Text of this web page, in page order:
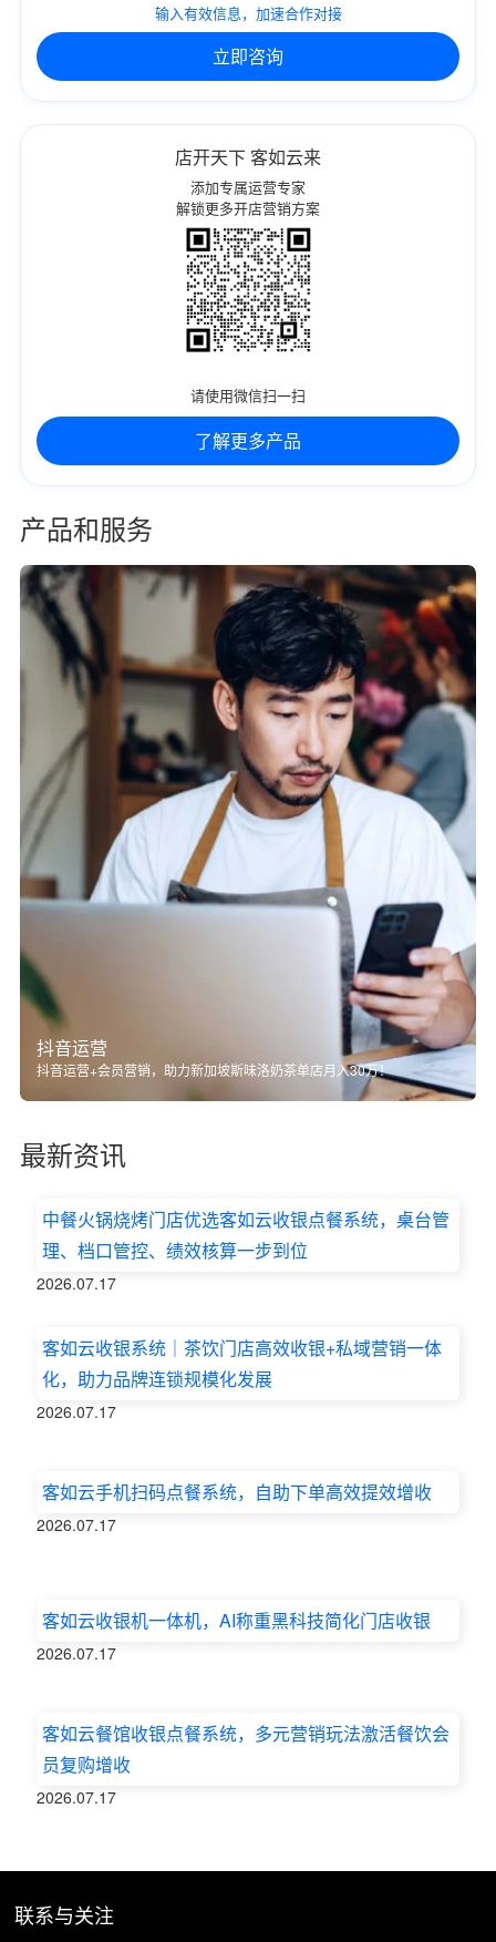
输入有效信息，加速合作对接
立即咨询
店开天下 客如云来
添加专属运营专家
解锁更多开店营销方案
请使用微信扫一扫
了解更多产品
产品和服务
抖音运营
抖音运营+会员营销，助力新加坡斯味洛奶茶单店月入30万！
最新资讯
中餐火锅烧烤门店优选客如云收银点餐系统，桌台管
理、档口管控、绩效核算一步到位
2026.07.17
客如云收银系统｜茶饮门店高效收银+私域营销一体
化，助力品牌连锁规模化发展
2026.07.17
客如云手机扫码点餐系统，自助下单高效提效增收
2026.07.17
客如云收银机一体机，AI称重黑科技简化门店收银
2026.07.17
客如云餐馆收银点餐系统，多元营销玩法激活餐饮会
员复购增收
2026.07.17
联系与关注